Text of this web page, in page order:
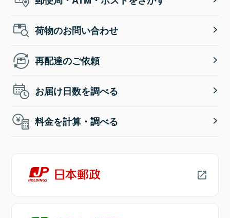
荷物のお問い合わせ
再配達のご依頼
お届け日数を調べる
料金を計算・調べる